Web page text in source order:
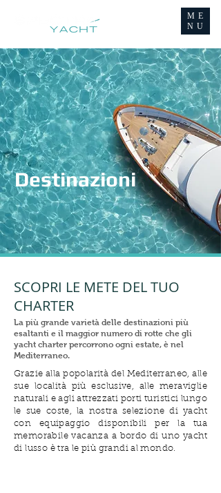
ME
NU
Destinazioni
SCOPRI LE METE DEL TUO
CHARTER
La più grande varietà delle destinazioni più
esaltanti e il maggior numero di rotte che gli
yacht charter percorrono ogni estate, è nel
Mediterraneo.
Grazie alla popolarità del Mediterraneo, alle
sue località più esclusive, alle meraviglie
naturali e agli attrezzati porti turistici lungo
le sue coste, la nostra selezione di yacht
con equipaggio disponibili per la tua
memorabile vacanza a bordo di uno yacht
di lusso è tra le più grandi al mondo.